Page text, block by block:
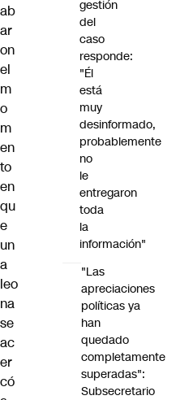
ab
ar
on
el
m
o
m
en
to
en
qu
e
un
a
leo
na
se
ac
er
có
gestión
del
caso
responde:
"Él
está
muy
desinformado,
probablemente
no
le
entregaron
toda
la
información"
"Las
apreciaciones
políticas ya
han
quedado
completamente
superadas":
Subsecretario